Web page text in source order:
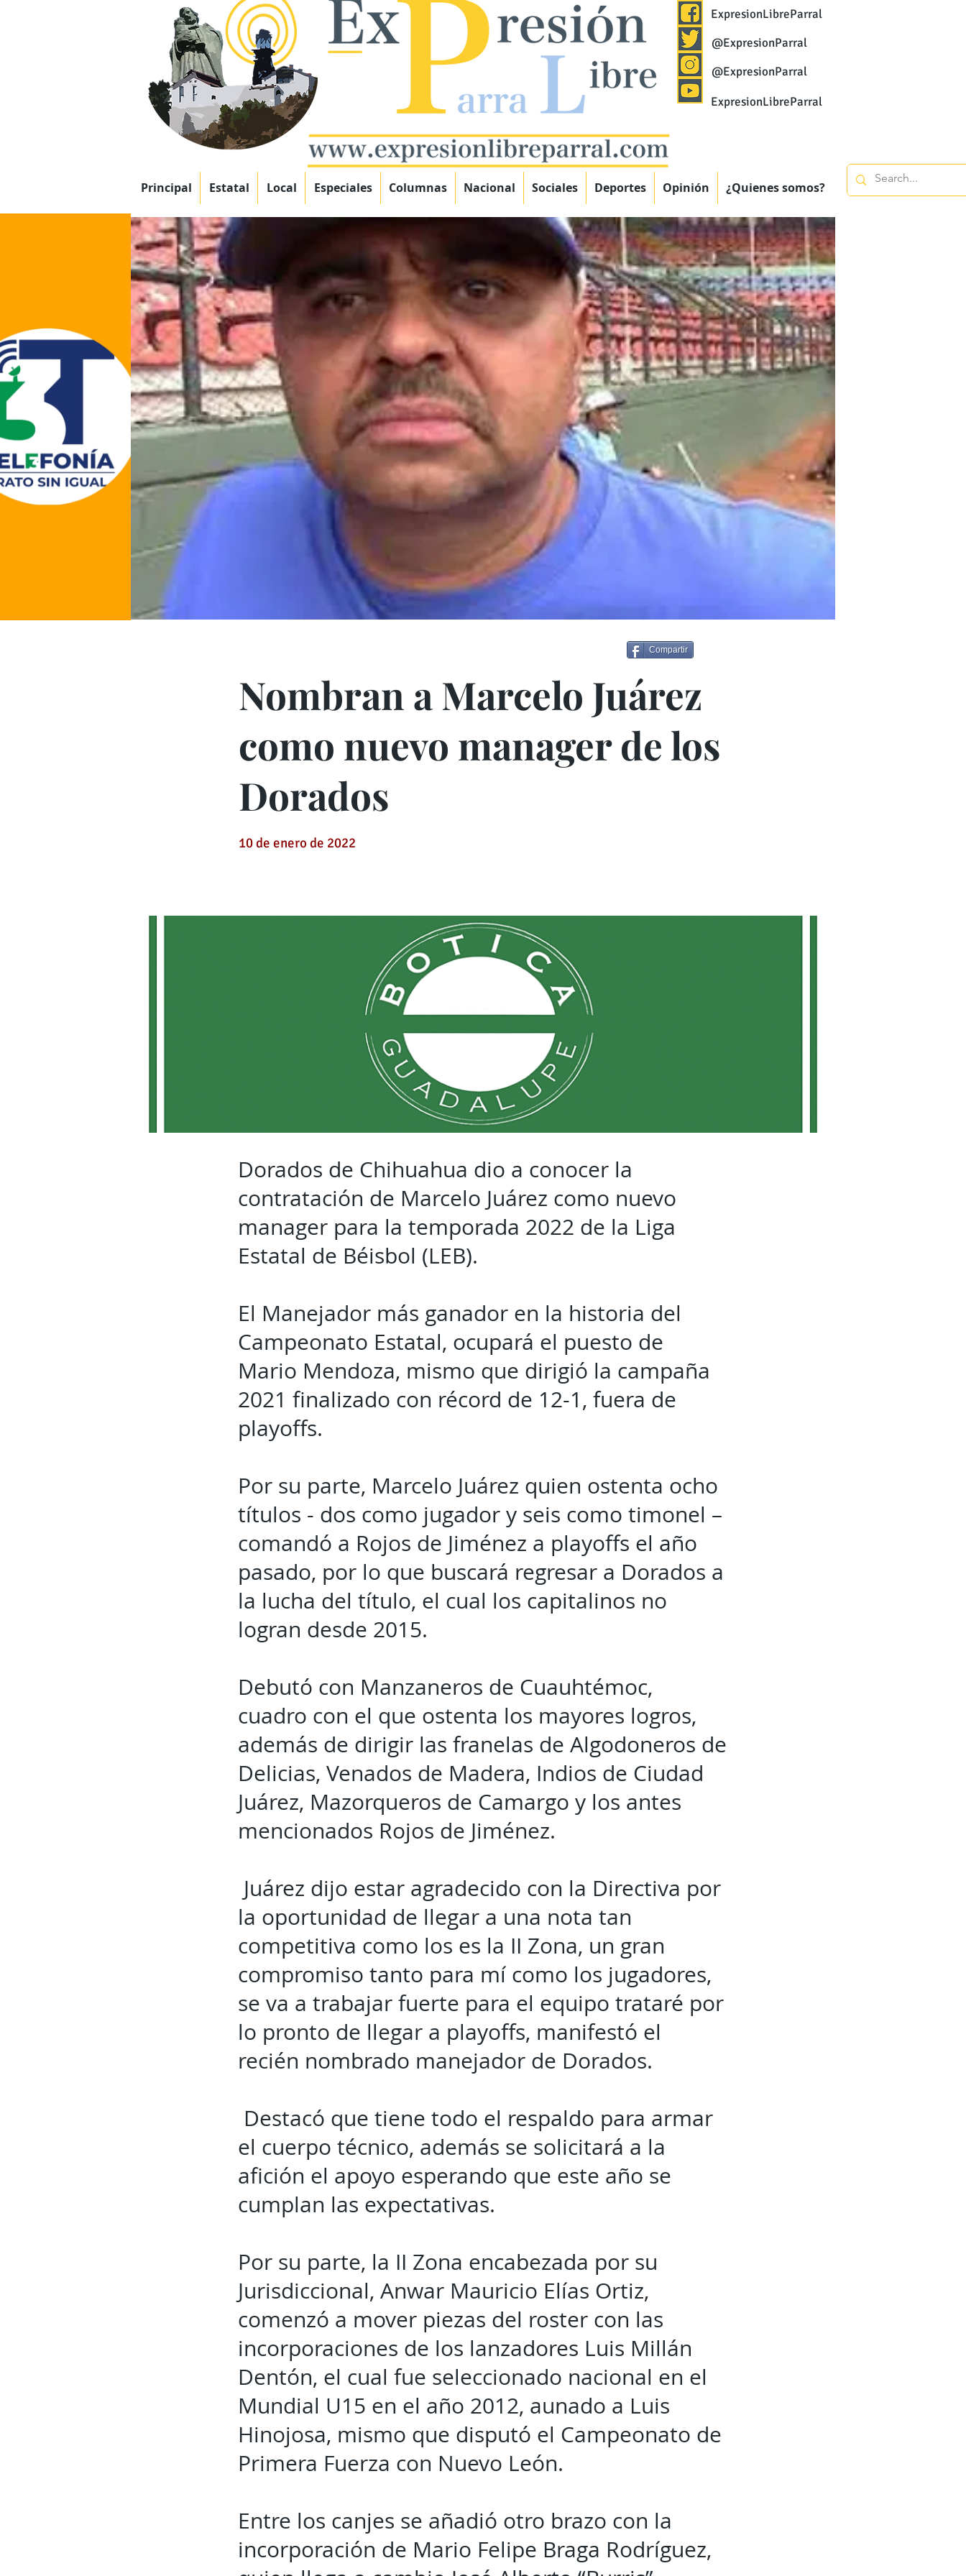
ExpresionLibreParral
@ExpresionParral
@ExpresionParral
ExpresionLibreParral
Principal Estatal Local Especiales Columnas Nacional Sociales Deportes Opinión ¿Quienes somos?
Compartir
Nombran a Marcelo Juárez
como nuevo manager de los
Dorados
10 de enero de 2022
Dorados de Chihuahua dio a conocer la
contratación de Marcelo Juárez como nuevo
manager para la temporada 2022 de la Liga
Estatal de Béisbol (LEB).
El Manejador más ganador en la historia del
Campeonato Estatal, ocupará el puesto de
Mario Mendoza, mismo que dirigió la campaña
2021 finalizado con récord de 12-1, fuera de
playoffs.
Por su parte, Marcelo Juárez quien ostenta ocho
títulos - dos como jugador y seis como timonel –
comandó a Rojos de Jiménez a playoffs el año
pasado, por lo que buscará regresar a Dorados a
la lucha del título, el cual los capitalinos no
logran desde 2015.
Debutó con Manzaneros de Cuauhtémoc,
cuadro con el que ostenta los mayores logros,
además de dirigir las franelas de Algodoneros de
Delicias, Venados de Madera, Indios de Ciudad
Juárez, Mazorqueros de Camargo y los antes
mencionados Rojos de Jiménez.
Juárez dijo estar agradecido con la Directiva por
la oportunidad de llegar a una nota tan
competitiva como los es la II Zona, un gran
compromiso tanto para mí como los jugadores,
se va a trabajar fuerte para el equipo trataré por
lo pronto de llegar a playoffs, manifestó el
recién nombrado manejador de Dorados.
Destacó que tiene todo el respaldo para armar
el cuerpo técnico, además se solicitará a la
afición el apoyo esperando que este año se
cumplan las expectativas.
Por su parte, la II Zona encabezada por su
Jurisdiccional, Anwar Mauricio Elías Ortiz,
comenzó a mover piezas del roster con las
incorporaciones de los lanzadores Luis Millán
Dentón, el cual fue seleccionado nacional en el
Mundial U15 en el año 2012, aunado a Luis
Hinojosa, mismo que disputó el Campeonato de
Primera Fuerza con Nuevo León.
Entre los canjes se añadió otro brazo con la
incorporación de Mario Felipe Braga Rodríguez,